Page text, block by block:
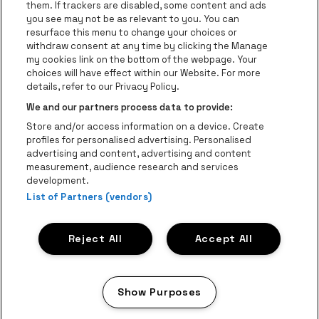
Helpcenter
Contact
Instagram
Facebook
Threads
TiktokYoutube
Be•at Tickets fait partie de be•at
be•at Tickets
Schijnpoortweg 119, 2170 Anvers
Be-At Venues
Schijnpoortweg 119, 2170 Anvers
BTW (BE) 0461.051.688 - RPR Antwerpen
BNP Paribas Fortis - IBAN: BE93 2200 4925 0067 - BIC:
GEBABEBB
ProclaimerCookiesManage my cookiesPrivacy
them. If trackers are disabled, some content and ads
you see may not be as relevant to you. You can
resurface this menu to change your choices or
withdraw consent at any time by clicking the Manage
my cookies link on the bottom of the webpage. Your
choices will have effect within our Website. For more
details, refer to our Privacy Policy.
We and our partners process data to provide:
Store and/or access information on a device. Create
profiles for personalised advertising. Personalised
advertising and content, advertising and content
measurement, audience research and services
development.
List of Partners (vendors)
Accept All
Reject All
Show Purposes